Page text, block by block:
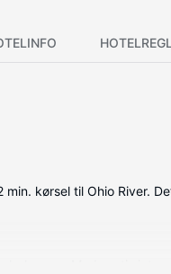
kørsel til Ohio River.